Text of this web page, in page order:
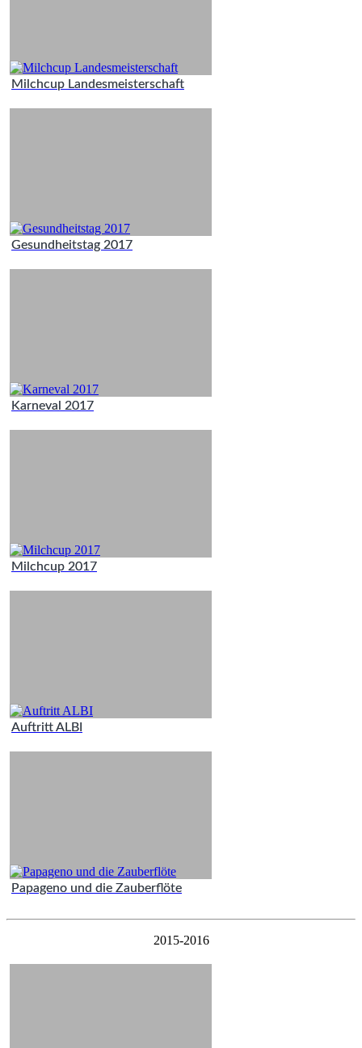
Milchcup Landesmeisterschaft
Gesundheitstag 2017
Karneval 2017
Milchcup 2017
Auftritt ALBI
Papageno und die Zauberflöte
2015-2016